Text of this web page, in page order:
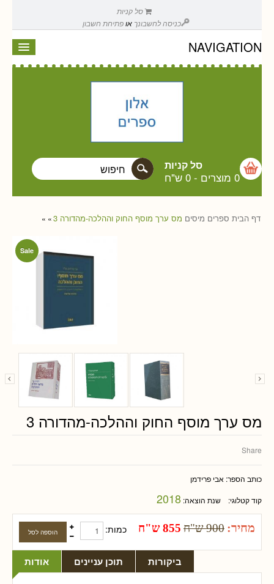
סל קניות
כניסה לחשבונך אופתיחת חשבון
NAVIGATION
סל קניות
0 מוצרים - 0 ש"ח
דף הבית » ספרים מיסים » מס ערך מוסף החוק וההלכה-מהדורה 3
Sale
מס ערך מוסף החוק וההלכה-מהדורה 3
Share
כותב הספר: אבי פרידמן
קוד קטלוגי: שנת הוצאה: 2018
מחיר: 900 ש"ח 855 ש"ח כמות:
אודות תוכן עניינים ביקורות